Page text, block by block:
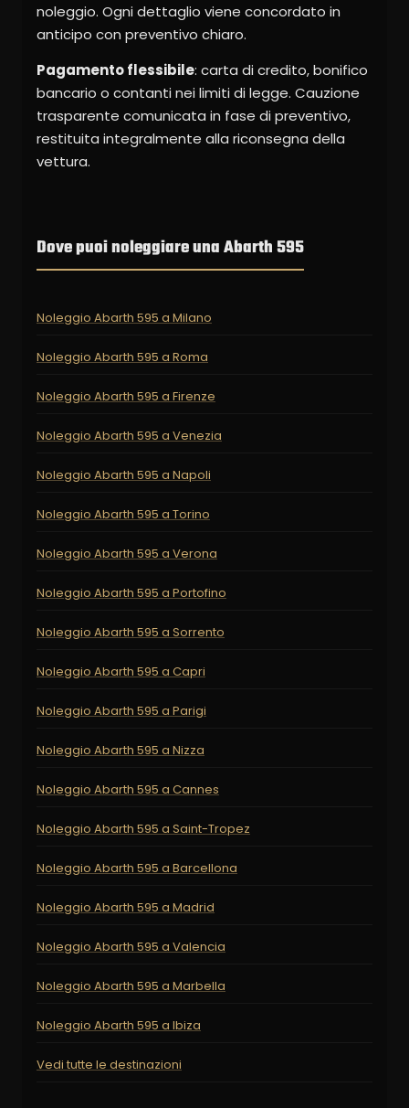
noleggio. Ogni dettaglio viene concordato in
anticipo con preventivo chiaro.
Pagamento flessibile: carta di credito, bonifico
bancario o contanti nei limiti di legge. Cauzione
trasparente comunicata in fase di preventivo,
restituita integralmente alla riconsegna della
vettura.
Dove puoi noleggiare una Abarth 595
Noleggio Abarth 595 a Milano
Noleggio Abarth 595 a Roma
Noleggio Abarth 595 a Firenze
Noleggio Abarth 595 a Venezia
Noleggio Abarth 595 a Napoli
Noleggio Abarth 595 a Torino
Noleggio Abarth 595 a Verona
Noleggio Abarth 595 a Portofino
Noleggio Abarth 595 a Sorrento
Noleggio Abarth 595 a Capri
Noleggio Abarth 595 a Parigi
Noleggio Abarth 595 a Nizza
Noleggio Abarth 595 a Cannes
Noleggio Abarth 595 a Saint-Tropez
Noleggio Abarth 595 a Barcellona
Noleggio Abarth 595 a Madrid
Noleggio Abarth 595 a Valencia
Noleggio Abarth 595 a Marbella
Noleggio Abarth 595 a Ibiza
Vedi tutte le destinazioni